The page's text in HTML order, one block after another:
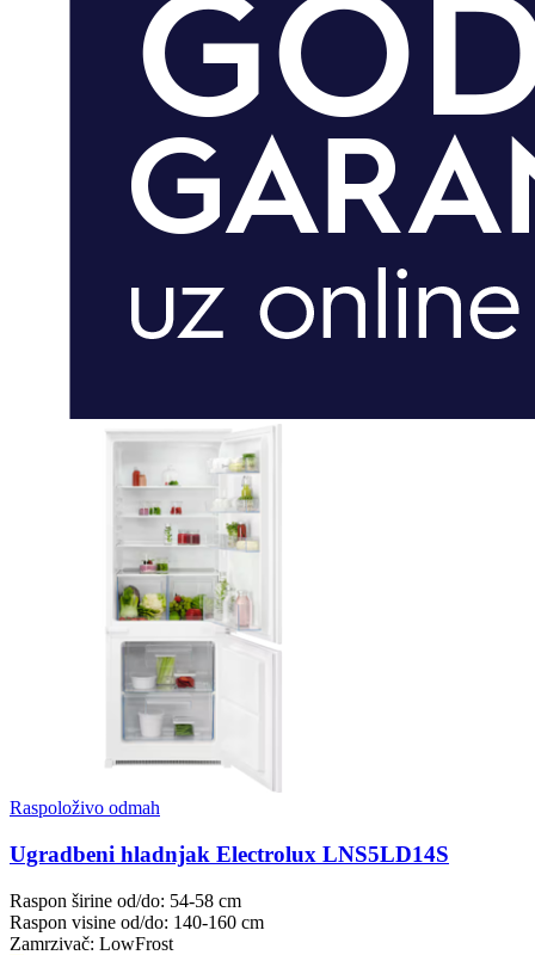
Raspoloživo odmah
Ugradbeni hladnjak Electrolux LNS5LD14S
Raspon širine od/do: 54-58 cm
Raspon visine od/do: 140-160 cm
Zamrzivač: LowFrost